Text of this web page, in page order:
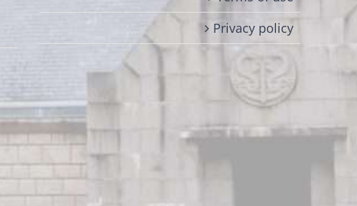
Privacy policy